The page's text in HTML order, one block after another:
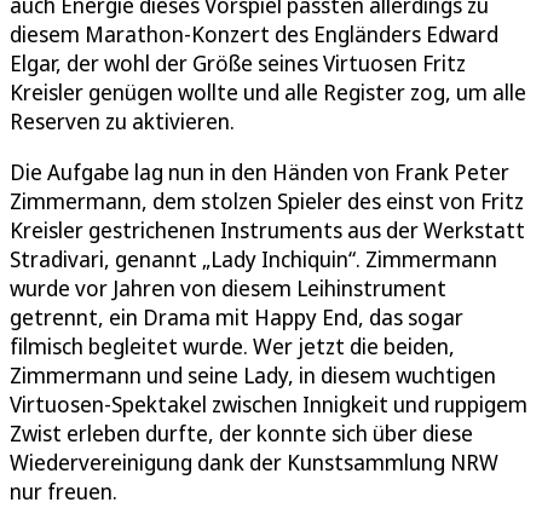
diesem Marathon-Konzert des Engländers Edward
Elgar, der wohl der Größe seines Virtuosen Fritz
Kreisler genügen wollte und alle Register zog, um alle
Reserven zu aktivieren.
Die Aufgabe lag nun in den Händen von Frank Peter
Zimmermann, dem stolzen Spieler des einst von Fritz
Kreisler gestrichenen Instruments aus der Werkstatt
Stradivari, genannt „Lady Inchiquin“. Zimmermann
wurde vor Jahren von diesem Leihinstrument
getrennt, ein Drama mit Happy End, das sogar
filmisch begleitet wurde. Wer jetzt die beiden,
Zimmermann und seine Lady, in diesem wuchtigen
Virtuosen-Spektakel zwischen Innigkeit und ruppigem
Zwist erleben durfte, der konnte sich über diese
Wiedervereinigung dank der Kunstsammlung NRW
nur freuen.